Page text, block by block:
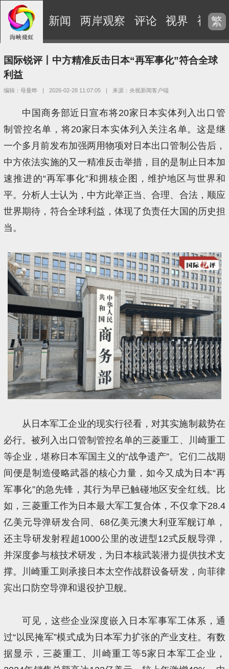
新闻 两岸观察 评论 视界 视频
繁
国际锐评丨中方精准反击日本“再军事化”符合全球
利益
编辑：母曼晔 | 2026-02-28 11:07:05 | 来源：央视新闻客户端
中国商务部近日宣布将20家日本实体列入出口管
制管控名单，将20家日本实体列入关注名单。这是继
一个多月前发布加强两用物项对日本出口管制公告后，
中方依法实施的又一精准反击举措，目的是制止日本加
速推进的“再军事化”和拥核企图，维护地区与世界和
平。分析人士认为，中方此举正当、合理、合法，顺应
世界期待，符合全球利益，体现了负责任大国的历史担
当。
从日本军工企业的现实行径看，对其实施制裁势在
必行。被列入出口管制管控名单的三菱重工、川崎重工
等企业，堪称日本军国主义的“战争遗产”。它们二战期
间便是制造侵略武器的核心力量，如今又成为日本“再
军事化”的急先锋，其行为早已触碰地区安全红线。比
如，三菱重工作为日本最大军工复合体，不仅拿下28.4
亿美元导弹研发合同、68亿美元澳大利亚军舰订单，
还主导研发射程超1000公里的改进型12式反舰导弹，
并深度参与核技术研发，为日本核武装潜力提供技术支
撑。川崎重工则承接日本太空作战群设备研发，向菲律
宾出口防空导弹和退役护卫舰。
可见，这些企业深度嵌入日本军事军工体系，通
过“以民掩军”模式成为日本军力扩张的产业支柱。有数
据显示，三菱重工、川崎重工等5家日本军工企业，